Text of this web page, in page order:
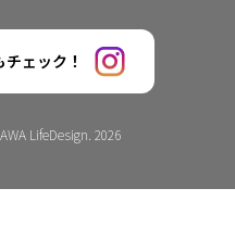
ェック！
LifeDesign. 2026